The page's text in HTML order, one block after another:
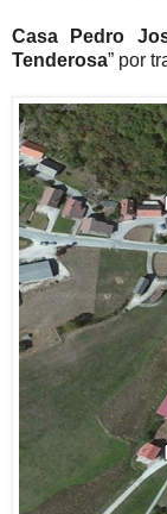
Casa Pedro
Tenderosa” por